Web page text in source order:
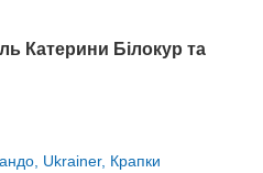
Катерини Білокур та
Ukrainer, Крапки